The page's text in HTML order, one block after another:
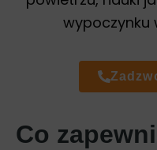
wypoczynku
Co